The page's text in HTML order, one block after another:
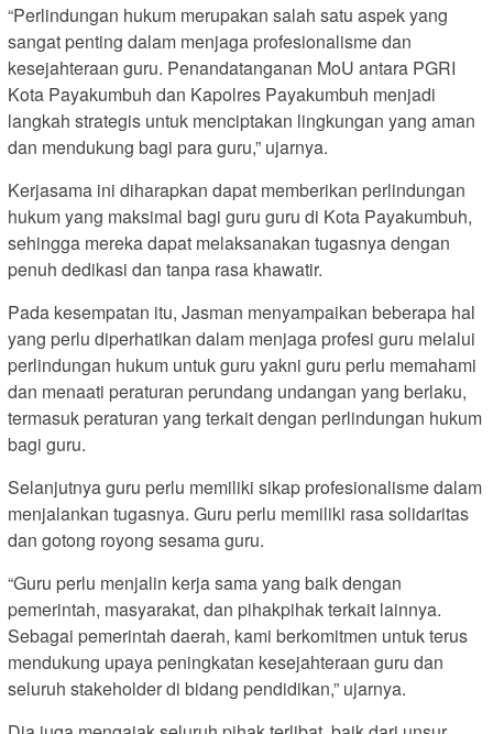
“Perlindungan hukum merupakan salah satu aspek yang
sangat penting dalam menjaga profesionalisme dan
kesejahteraan guru. Penandatanganan MoU antara PGRI
Kota Payakumbuh dan Kapolres Payakumbuh menjadi
langkah strategis untuk menciptakan lingkungan yang aman
dan mendukung bagi para guru,” ujarnya.
Kerjasama ini diharapkan dapat memberikan perlindungan
hukum yang maksimal bagi guru guru di Kota Payakumbuh,
sehingga mereka dapat melaksanakan tugasnya dengan
penuh dedikasi dan tanpa rasa khawatir.
Pada kesempatan itu, Jasman menyampaikan beberapa hal
yang perlu diperhatikan dalam menjaga profesi guru melalui
perlindungan hukum untuk guru yakni guru perlu memahami
dan menaati peraturan perundang undangan yang berlaku,
termasuk peraturan yang terkait dengan perlindungan hukum
bagi guru.
Selanjutnya guru perlu memiliki sikap profesionalisme dalam
menjalankan tugasnya. Guru perlu memiliki rasa solidaritas
dan gotong royong sesama guru.
“Guru perlu menjalin kerja sama yang baik dengan
pemerintah, masyarakat, dan pihakpihak terkait lainnya.
Sebagai pemerintah daerah, kami berkomitmen untuk terus
mendukung upaya peningkatan kesejahteraan guru dan
seluruh stakeholder di bidang pendidikan,” ujarnya.